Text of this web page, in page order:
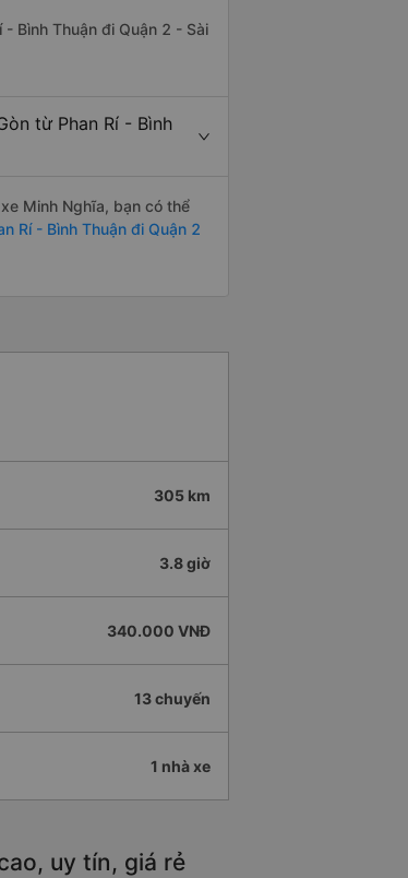
Bình Thuận đi Quận 2 - Sài
từ Phan Rí - Bình
Minh Nghĩa, bạn có thể
Rí - Bình Thuận đi Quận 2
305 km
3.8 giờ
340.000 VNĐ
13 chuyến
1 nhà xe
uy tín, giá rẻ